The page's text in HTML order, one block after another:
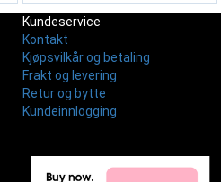
Kundeservice
Kontakt
Kjøpsvilkår og betaling
Frakt og levering
Retur og bytte
Kundeinnlogging